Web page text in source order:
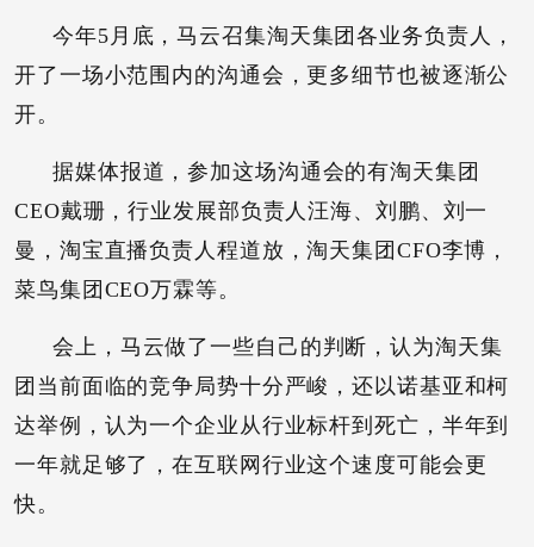
今年5月底，马云召集淘天集团各业务负责人，
开了一场小范围内的沟通会，更多细节也被逐渐公
开。
据媒体报道，参加这场沟通会的有淘天集团
CEO戴珊，行业发展部负责人汪海、刘鹏、刘一
曼，淘宝直播负责人程道放，淘天集团CFO李博，
菜鸟集团CEO万霖等。
会上，马云做了一些自己的判断，认为淘天集
团当前面临的竞争局势十分严峻，还以诺基亚和柯
达举例，认为一个企业从行业标杆到死亡，半年到
一年就足够了，在互联网行业这个速度可能会更
快。